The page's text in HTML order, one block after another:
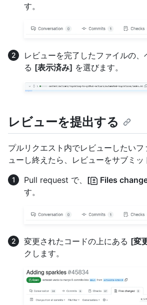
す。
レビューを完了したファイルの
る [表示済み] を選びます。
レビューを提出する
プルリクエスト内でレビューしたい
ューし終えたら、レビューをサブミッ
Pull request で、 [ Files
す。
変更されたコードの上にある [変
クします。